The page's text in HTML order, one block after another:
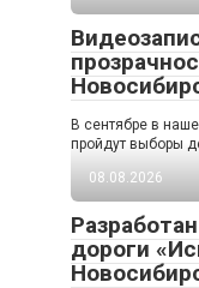
В сентябре в
пройдут выборы
08.08.2026
дороги